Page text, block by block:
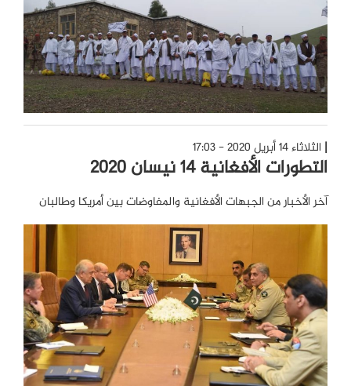
الثلاثاء 14 أبريل 2020 - 17:03
التطورات الأفغانية 14 نيسان 2020
آخر الأخبار من الجبهات الأفغانية والمفاوضات بين أمريكا وطالبان